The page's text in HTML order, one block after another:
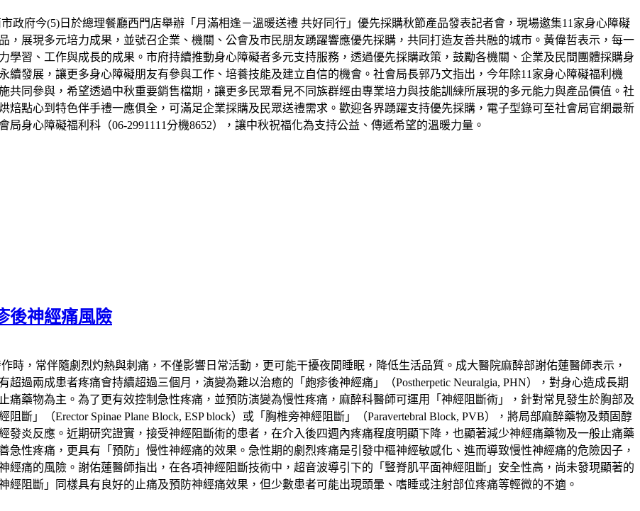
政府今(5)日於總理餐廳西門店舉辦「月滿相逢－溫暖送禮 共好同行」優先採購秋節產品發表記者會，現場邀集11家身心障礙
，展現多元培力成果，並號召企業、機關、公會及市民朋友踴躍響應優先採購，共同打造友善共融的城市。黃偉哲表示，每一
學習、工作與成長的成果。市府持續推動身心障礙者多元支持服務，透過優先採購政策，鼓勵各機關、企業及民間團體採購身
發展，讓更多身心障礙朋友有參與工作、培養技能及建立自信的機會。社會局長郭乃文指出，今年除11家身心障礙福利機
共同參與，希望透過中秋重要銷售檔期，讓更多民眾看見不同族群經由專業培力與技能訓練所展現的多元能力與產品價值。社
焙點心到特色伴手禮一應俱全，可滿足企業採購及民眾送禮需求。歡迎各界踴躍支持優先採購，電子型錄可至社會局官網最新
身心障礙福利科（06-2991111分機8652），讓中秋祝福化為支持公益、傳遞希望的溫暖力量。
後神經痛風險
時，常伴隨劇烈灼熱與刺痛，不僅影響日常活動，更可能干擾夜間睡眠，降低生活品質。成大醫院麻醉部謝佑蓮醫師表示，
過兩成患者疼痛會持續超過三個月，演變為難以治癒的「皰疹後神經痛」（Postherpetic Neuralgia, PHN），對身心造成長期
痛藥物為主。為了更有效控制急性疼痛，並預防演變為慢性疼痛，麻醉科醫師可運用「神經阻斷術」，針對常見發生於胸部及
斷」（Erector Spinae Plane Block, ESP block）或「胸椎旁神經阻斷」（Paravertebral Block, PVB），將局部麻醉藥物及類固醇
發炎反應。近期研究證實，接受神經阻斷術的患者，在介入後四週內疼痛程度明顯下降，也顯著減少神經痛藥物及一般止痛藥
性疼痛，更具有「預防」慢性神經痛的效果。急性期的劇烈疼痛是引發中樞神經敏感化、進而導致慢性神經痛的危險因子，
經痛的風險。謝佑蓮醫師指出，在各項神經阻斷技術中，超音波導引下的「豎脊肌平面神經阻斷」安全性高，尚未發現顯著的
阻斷」同樣具有良好的止痛及預防神經痛效果，但少數患者可能出現頭暈、嗜睡或注射部位疼痛等輕微的不適。